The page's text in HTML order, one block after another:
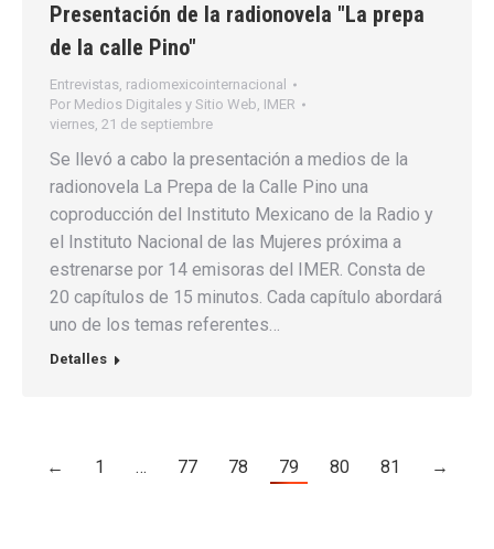
Presentación de la radionovela "La prepa
de la calle Pino"
Entrevistas, radiomexicointernacional
Por Medios Digitales y Sitio Web, IMER
viernes, 21 de septiembre
Se llevó a cabo la presentación a medios de la
radionovela La Prepa de la Calle Pino una
coproducción del Instituto Mexicano de la Radio y
el Instituto Nacional de las Mujeres próxima a
estrenarse por 14 emisoras del IMER. Consta de
20 capítulos de 15 minutos. Cada capítulo abordará
uno de los temas referentes…
Detalles
← 1 … 77 78 79 80 81 →